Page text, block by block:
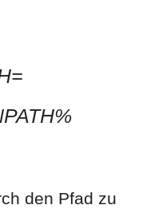
den Pfad zu